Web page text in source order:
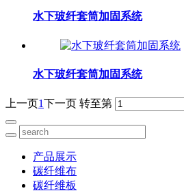
水下玻纤套筒加固系统
水下玻纤套筒加固系统
上一页1下一页 转至第
产品展示
碳纤维布
碳纤维板